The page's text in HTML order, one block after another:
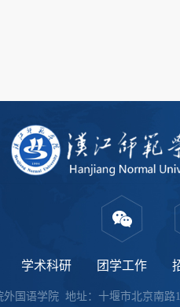
学术科研 团学工作
国语学院 地址：十堰市北京南路